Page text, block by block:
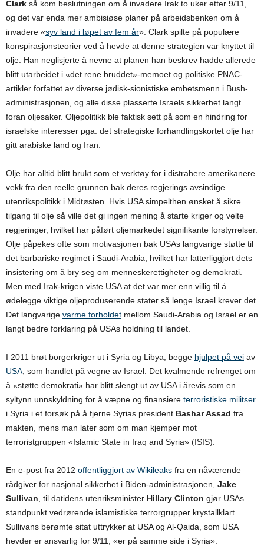
Clark så kom beslutningen om å invadere Irak to uker etter 9/11,
og det var enda mer ambisiøse planer på arbeidsbenken om å
invadere «syv land i løpet av fem år». Clark spilte på populære
konspirasjonsteorier ved å hevde at denne strategien var knyttet til
olje. Han neglisjerte å nevne at planen han beskrev hadde allerede
blitt utarbeidet i «det rene bruddet»-memoet og politiske PNAC-
artikler forfattet av diverse jødisk-sionistiske embetsmenn i Bush-
administrasjonen, og alle disse plasserte Israels sikkerhet langt
foran oljesaker. Oljepolitikk ble faktisk sett på som en hindring for
israelske interesser pga. det strategiske forhandlingskortet olje har
gitt arabiske land og Iran.
Olje har alltid blitt brukt som et verktøy for i distrahere amerikanere
vekk fra den reelle grunnen bak deres regjerings avsindige
utenrikspolitikk i Midtøsten. Hvis USA simpelthen ønsket å sikre
tilgang til olje så ville det gi ingen mening å starte kriger og velte
regjeringer, hvilket har påført oljemarkedet signifikante forstyrrelser.
Olje påpekes ofte som motivasjonen bak USAs langvarige støtte til
det barbariske regimet i Saudi-Arabia, hvilket har latterliggjort dets
insistering om å bry seg om menneskerettigheter og demokrati.
Men med Irak-krigen viste USA at det var mer enn villig til å
ødelegge viktige oljeproduserende stater så lenge Israel krever det.
Det langvarige varme forholdet mellom Saudi-Arabia og Israel er en
langt bedre forklaring på USAs holdning til landet.
I 2011 brøt borgerkriger ut i Syria og Libya, begge hjulpet på vei av
USA , som handlet på vegne av Israel. Det kvalmende refrenget om
å «støtte demokrati» har blitt slengt ut av USA i årevis som en
syltynn unnskyldning for å væpne og finansiere terroristiske militser
i Syria i et forsøk på å fjerne Syrias president Bashar Assad fra
makten, mens man later som om man kjemper mot
terroristgruppen «Islamic State in Iraq and Syria» (ISIS).
En e-post fra 2012 offentliggjort av Wikileaks fra en nåværende
rådgiver for nasjonal sikkerhet i Biden-administrasjonen, Jake
Sullivan , til datidens utenriksminister Hillary Clinton gjør USAs
standpunkt vedrørende islamistiske terrorgrupper krystallklart.
Sullivans berømte sitat uttrykker at USA og Al-Qaida, som USA
hevder er ansvarlig for 9/11, «er på samme side i Syria».